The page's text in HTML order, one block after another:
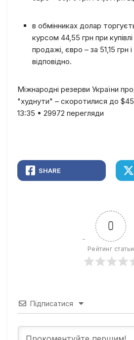
в обмінниках долар
курсом 44,55 грн при
продажі, євро – за 51,15 грн
відповідно.
Міжнародні резерви України
"худнути" – скоротилися до
13:35 • 29972 перегляди
SHARE
0
Рейтинг статьи
Підписатися